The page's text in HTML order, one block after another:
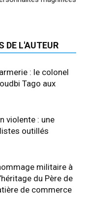
DE L'AUTEUR
: le colonel
Tago aux
violente : une
outillés
militaire à
du Père de
de commerce